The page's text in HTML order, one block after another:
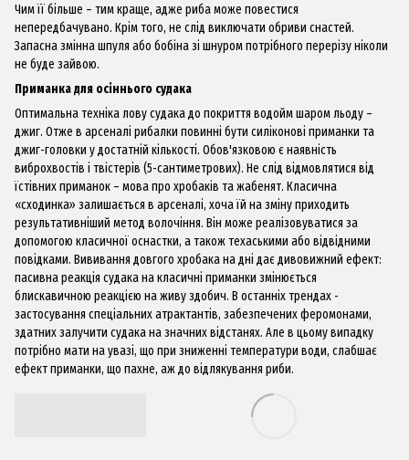
Чим її більше – тим краще, адже риба може повестися
непередбачувано. Крім того, не слід виключати обриви снастей.
Запасна змінна шпуля або бобіна зі шнуром потрібного перерізу ніколи
не буде зайвою.
Приманка для осіннього судака
Оптимальна техніка лову судака до покриття водойм шаром льоду –
джиг. Отже в арсеналі рибалки повинні бути силіконові приманки та
джиг-головки у достатній кількості. Обов'язковою є наявність
виброхвостів і твістерів (5-сантиметрових). Не слід відмовлятися від
їстівних приманок – мова про хробаків та жабенят. Класична
«сходинка» залишається в арсеналі, хоча їй на зміну приходить
результативніший метод волочіння. Він може реалізовуватися за
допомогою класичної оснастки, а також техаськими або відвідними
повідками. Вививання довгого хробака на дні дає дивовижний ефект:
пасивна реакція судака на класичні приманки змінюється
блискавичною реакцією на живу здобич. В останніх трендах -
застосування спеціальних атрактантів, забезпечених феромонами,
здатних залучити судака на значних відстанях. Але в цьому випадку
потрібно мати на увазі, що при зниженні температури води, слабшає
ефект приманки, що пахне, аж до відлякування риби.